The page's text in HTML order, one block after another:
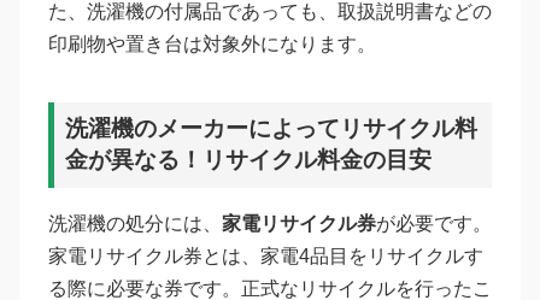
た、洗濯機の付属品であっても、取扱説明書などの
印刷物や置き台は対象外になります。
洗濯機のメーカーによってリサイクル料
金が異なる！リサイクル料金の目安
洗濯機の処分には、 家電リサイクル券が必要です。
家電リサイクル券とは、家電4品目をリサイクルす
る際に必要な券です。正式なリサイクルを行ったこ